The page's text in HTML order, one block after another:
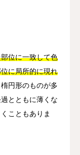
位に一致して色
に局所的に現れ
円形のものが多
とともに薄くな
こともありま